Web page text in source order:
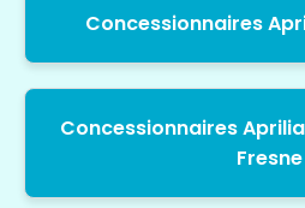
Concessionnaires
Concessionnaires
Fresne